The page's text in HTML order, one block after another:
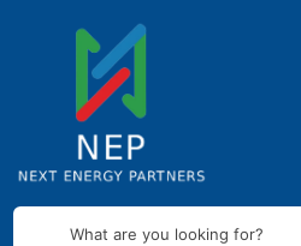
What are you looking for?